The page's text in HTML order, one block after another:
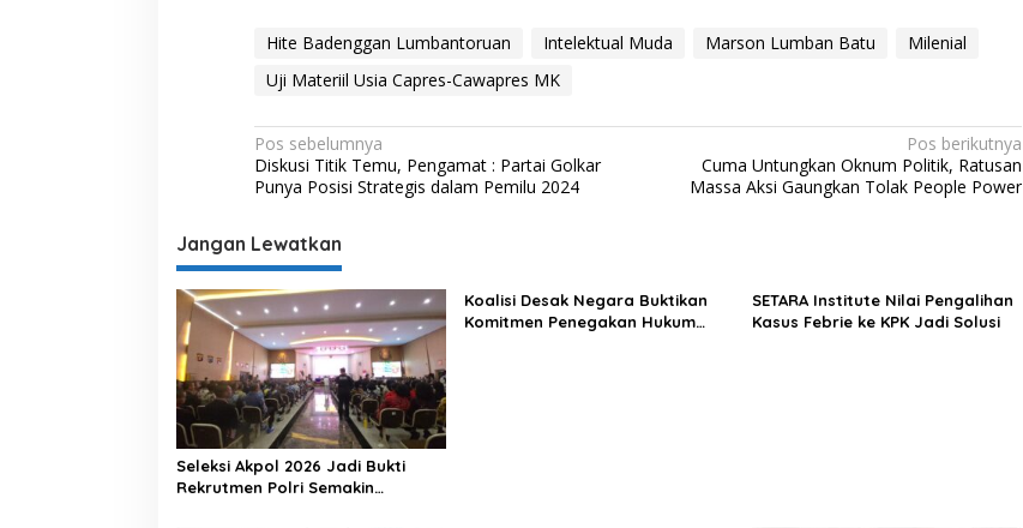
Hite Badenggan Lumbantoruan Intelektual Muda Marson Lumban Batu
Milenial
Uji Materiil Usia Capres-Cawapres MK
N
a
i
g
a
s
i
p
o
s
Pos sebelumnya
Diskusi Titik Temu, Pengamat : Partai Golkar
Punya Posisi Strategis dalam Pemilu 2024
Pos berikutnya
Cuma Untungkan Oknum Politik, Ratusan
Massa Aksi Gaungkan Tolak People Power
Jangan Lewatkan
Seleksi Akpol 2026 Jadi Bukti
Rekrutmen Polri Semakin
Koalisi Desak Negara Buktikan
Komitmen Penegakan Hukum
SETARA Institute Nilai Pengalihan
Kasus Febrie ke KPK Jadi Solusi